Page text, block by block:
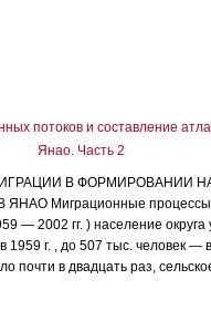
потоков и составление
Янао. Часть 2
В ФОРМИРОВАНИИ
Миграционные процессы
— 2002 гг. ) население округа
1959 г. , до 507 тыс. человек —
почти в двадцать раз,